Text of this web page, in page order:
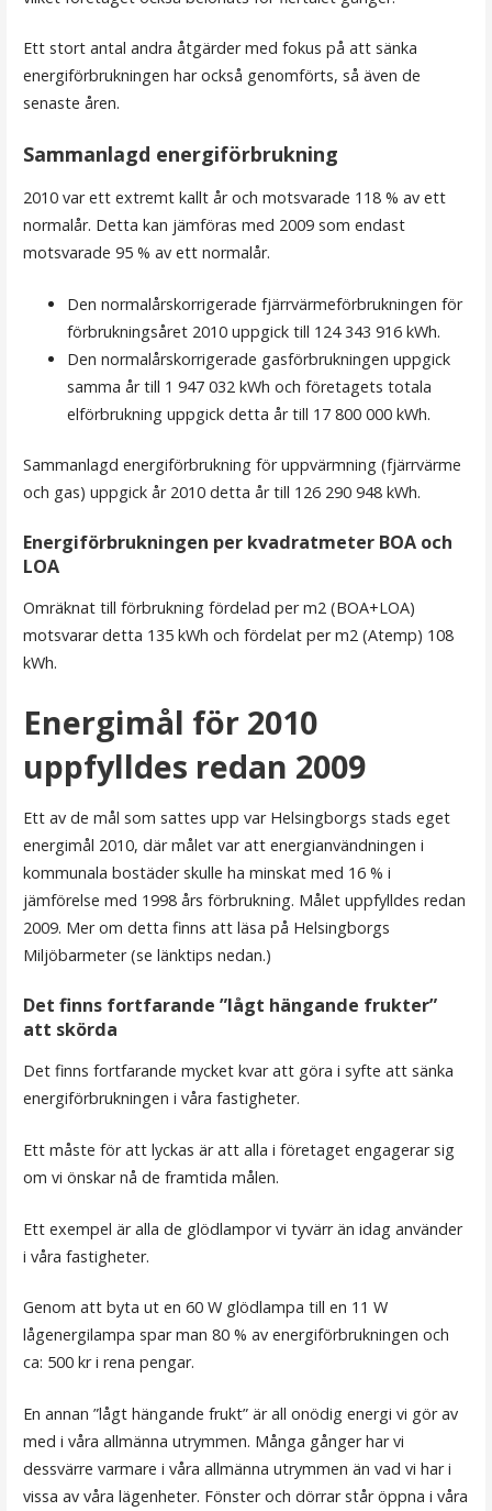
Ett stort antal andra åtgärder med fokus på att sänka
energiförbrukningen har också genomförts, så även de
senaste åren.
Sammanlagd energiförbrukning
2010 var ett extremt kallt år och motsvarade 118 % av ett
normalår. Detta kan jämföras med 2009 som endast
motsvarade 95 % av ett normalår.
Den normalårskorrigerade fjärrvärmeförbrukningen för
förbrukningsåret 2010 uppgick till 124 343 916 kWh.
Den normalårskorrigerade gasförbrukningen uppgick
samma år till 1 947 032 kWh och företagets totala
elförbrukning uppgick detta år till 17 800 000 kWh.
Sammanlagd energiförbrukning för uppvärmning (fjärrvärme
och gas) uppgick år 2010 detta år till 126 290 948 kWh.
Energiförbrukningen per kvadratmeter BOA och
LOA
Omräknat till förbrukning fördelad per m2 (BOA+LOA)
motsvarar detta 135 kWh och fördelat per m2 (Atemp) 108
kWh.
Energimål för 2010
uppfylldes redan 2009
Ett av de mål som sattes upp var Helsingborgs stads eget
energimål 2010, där målet var att energianvändningen i
kommunala bostäder skulle ha minskat med 16 % i
jämförelse med 1998 års förbrukning. Målet uppfylldes redan
2009. Mer om detta finns att läsa på Helsingborgs
Miljöbarmeter (se länktips nedan.)
Det finns fortfarande ”lågt hängande frukter”
att skörda
Det finns fortfarande mycket kvar att göra i syfte att sänka
energiförbrukningen i våra fastigheter.
Ett måste för att lyckas är att alla i företaget engagerar sig
om vi önskar nå de framtida målen.
Ett exempel är alla de glödlampor vi tyvärr än idag använder
i våra fastigheter.
Genom att byta ut en 60 W glödlampa till en 11 W
lågenergilampa spar man 80 % av energiförbrukningen och
ca: 500 kr i rena pengar.
En annan ”lågt hängande frukt” är all onödig energi vi gör av
med i våra allmänna utrymmen. Många gånger har vi
dessvärre varmare i våra allmänna utrymmen än vad vi har i
vissa av våra lägenheter. Fönster och dörrar står öppna i våra